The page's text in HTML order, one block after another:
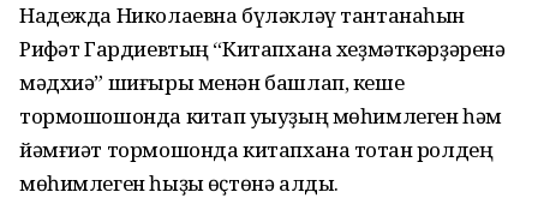
Надежда Николаевна бүләкләү тантанаһын
Рифҡәт Гардиевтың “Китапхана хеҙмәткәрҙәренә
мәдхиә” шиғыры менән башлап, кеше
тормошошонда китап уҡыуҙың мөһимлеген һәм
йәмғиәт тормошонда китапхана тотҡан ролдең
мөһимлеген һыҙыҡ өҫтөнә алды.